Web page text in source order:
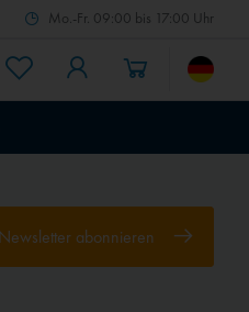
Mo.-Fr. 09:00 bis 17:00 Uhr
abonnieren